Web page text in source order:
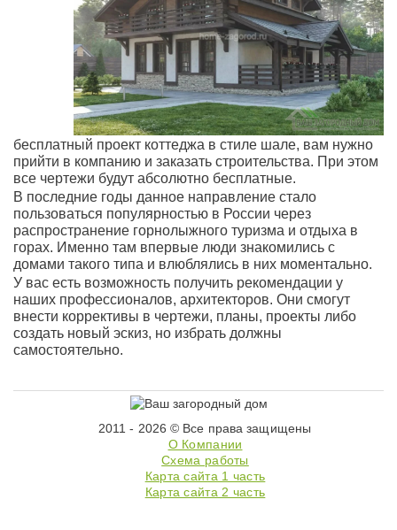
бесплатный проект коттеджа в стиле шале, вам нужно
прийти в компанию и заказать строительства. При этом
все чертежи будут абсолютно бесплатные.
В последние годы данное направление стало
пользоваться популярностью в России через
распространение горнолыжного туризма и отдыха в
горах. Именно там впервые люди знакомились с
домами такого типа и влюблялись в них моментально.
У вас есть возможность получить рекомендации у
наших профессионалов, архитекторов. Они смогут
внести коррективы в чертежи, планы, проекты либо
создать новый эскиз, но избрать должны
самостоятельно.
2011 - 2026 © Все права защищены
О Компании
Схема работы
Карта сайта 1 часть
Карта сайта 2 часть